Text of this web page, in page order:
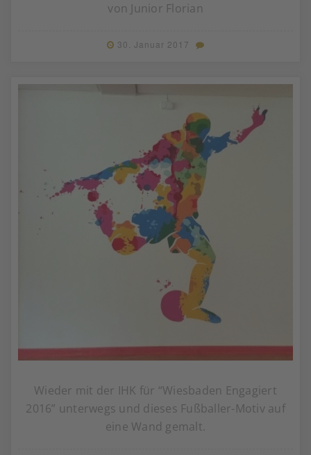
von Junior Florian
30. Januar 2017
Wieder mit der IHK für “Wiesbaden Engagiert
2016” unterwegs und dieses Fußballer-Motiv auf
eine Wand gemalt.